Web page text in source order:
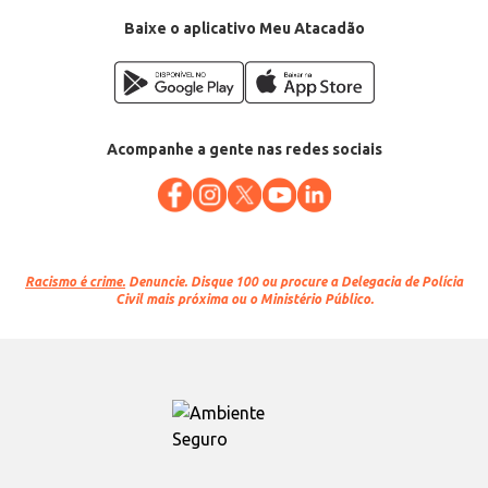
Baixe o aplicativo Meu Atacadão
Acompanhe a gente nas redes sociais
Racismo é crime. Denuncie. Disque 100 ou procure a Delegacia de Polícia
Civil mais próxima ou o Ministério Público.